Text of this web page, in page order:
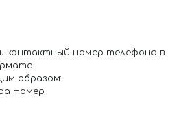
контактный номер телефона в
образом:
Номер